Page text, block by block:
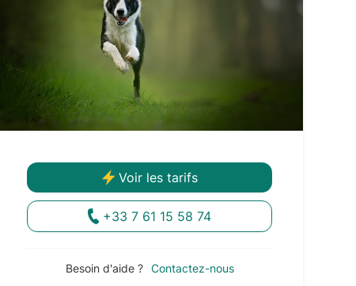
Voir les tarifs
+33 7 61 15 58 74
Besoin d'aide ? Contactez-nous